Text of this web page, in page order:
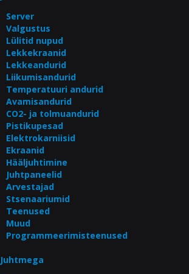
Server
Valgustus
Lülitid nupud
Lekkekraanid
Lekkeandurid
Liikumisandurid
Temperatuuri andurid
Avamisandurid
CO2- ja tolmuandurid
Pistikupesad
Elektrokarniisid
Ekraanid
Hääljuhtimine
Juhtpaneelid
Arvestajad
Stsenaariumid
Teenused
Muud
Programmeerimisteenused
Juhtmega